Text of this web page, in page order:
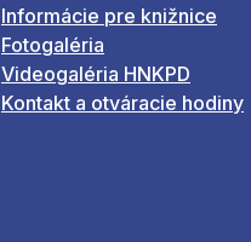
Informácie pre knižnice
Fotogaléria
Videogaléria HNKPD
Kontakt a otváracie hodiny